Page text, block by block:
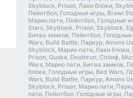
Skyblock, Prison, Лаки блоки,
Пейнтбол, Голодные игры, Brawl
Марио пати, Пейнтбол, Голодные
Stars, Skyblock, Prison, Skyblock,
Битва замков, Пейнтбол,
Wars, Build Battle, Паркур, Amons
Skyblock, Марио пати, Лаки
Prison, Quake, Deathrun, Сплиф,
Wars, Марио пати, Битва замков,
блоки, Голодные игры, Bed Wars,
Wars, Build Battle, Паркур, Amons
Skyblock, Prison, Марио пати,
пати, Пейнтбол, Голодные игры,